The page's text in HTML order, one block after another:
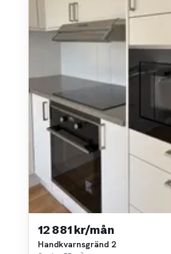
12 881 kr/mån
Handkvarnsgränd 2